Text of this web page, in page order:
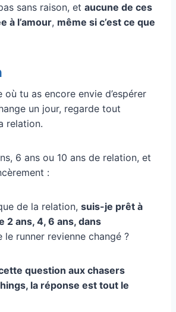
sans raison, et aucune de ces
à l’amour, même si c’est ce que
où tu as encore envie d’espérer
un jour, regarde tout
relation.
6 ans ou 10 ans de relation, et
:
de la relation, suis-je prêt à
2 ans, 4, 6 ans, dans
le runner revienne changé ?
question aux chasers
la réponse est tout le